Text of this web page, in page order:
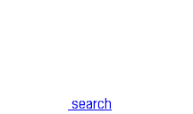
search